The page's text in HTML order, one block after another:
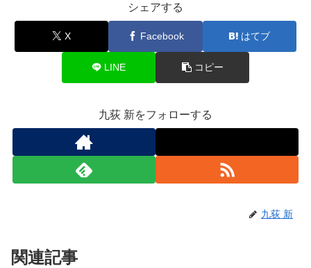
シェアする
X Facebook はてブ
LINE コピー
九荻 新をフォローする
九荻 新
関連記事